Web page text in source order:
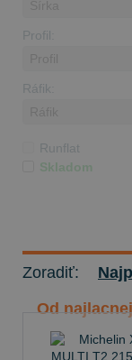
Profil:
Ráfik:
Runflat
Skladom
Zoradiť:
Od